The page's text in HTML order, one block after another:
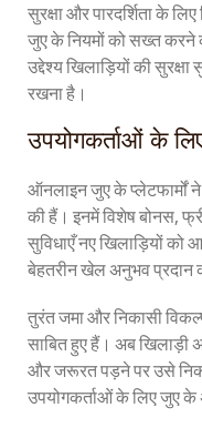
सुरक्षा और पारदर्शिता के
जुए के नियमों को सख्त करने
उद्देश्य खिलाड़ियों की
रखना है।
उपयोगकर्ताओं के
ऑनलाइन जुए के प्लेटफार्मों
की हैं। इनमें विशेष बोनस,
सुविधाएँ नए खिलाड़ियों को
बेहतरीन खेल अनुभव प्रदान
तुरंत जमा और निकासी
साबित हुए हैं। अब
और जरूरत पड़ने पर उसे
उपयोगकर्ताओं के लिए जुए